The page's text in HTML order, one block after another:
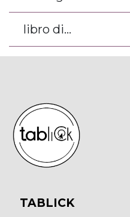
libro di...
TABLICK